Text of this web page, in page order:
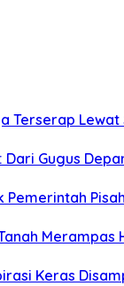
Terserap
Gugus
Keras